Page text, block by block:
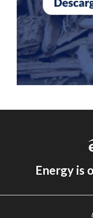
Energy is